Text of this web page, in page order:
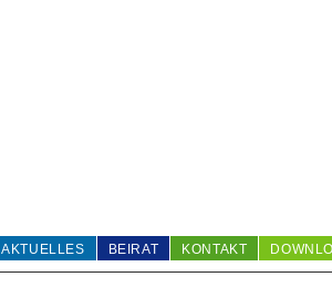
AKTUELLES BEIRAT KONTAKT